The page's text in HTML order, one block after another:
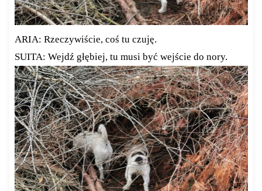
ARIA: Rzeczywiście, coś tu czuję.
SUITA: Wejdź głębiej, tu musi być wejście do nory.